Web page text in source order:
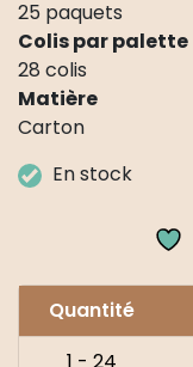
25 paquets
Colis par palette
28 colis
Matière
Carton
En stock
Quantité